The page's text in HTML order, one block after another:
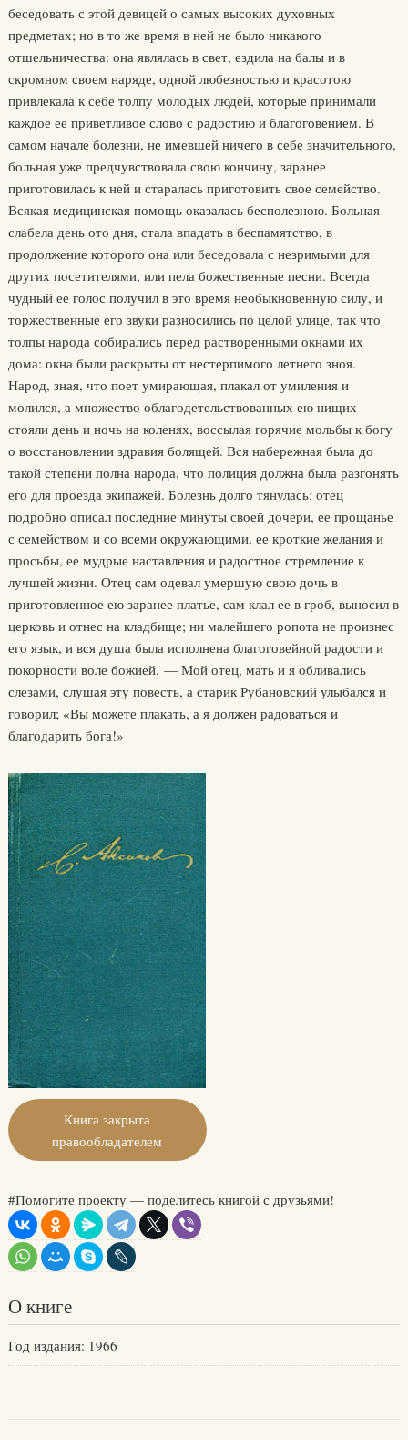
беседовать с этой девицей о самых высоких духовных
предметах; но в то же время в ней не было никакого
отшельничества: она являлась в свет, ездила на балы и в
скромном своем наряде, одной любезностью и красотою
привлекала к себе толпу молодых людей, которые принимали
каждое ее приветливое слово с радостию и благоговением. В
самом начале болезни, не имевшей ничего в себе значительного,
больная уже предчувствовала свою кончину, заранее
приготовилась к ней и старалась приготовить свое семейство.
Всякая медицинская помощь оказалась бесполезною. Больная
слабела день ото дня, стала впадать в беспамятство, в
продолжение которого она или беседовала с незримыми для
других посетителями, или пела божественные песни. Всегда
чудный ее голос получил в это время необыкновенную силу, и
торжественные его звуки разносились по целой улице, так что
толпы народа собирались перед растворенными окнами их
дома: окна были раскрыты от нестерпимого летнего зноя.
Народ, зная, что поет умирающая, плакал от умиления и
молился, а множество облагодетельствованных ею нищих
стояли день и ночь на коленях, воссылая горячие мольбы к богу
о восстановлении здравия болящей. Вся набережная была до
такой степени полна народа, что полиция должна была разгонять
его для проезда экипажей. Болезнь долго тянулась; отец
подробно описал последние минуты своей дочери, ее прощанье
с семейством и со всеми окружающими, ее кроткие желания и
просьбы, ее мудрые наставления и радостное стремление к
лучшей жизни. Отец сам одевал умершую свою дочь в
приготовленное ею заранее платье, сам клал ее в гроб, выносил в
церковь и отнес на кладбище; ни малейшего ропота не произнес
его язык, и вся душа была исполнена благоговейной радости и
покорности воле божией. — Мой отец, мать и я обливались
слезами, слушая эту повесть, а старик Рубановский улыбался и
говорил; «Вы можете плакать, а я должен радоваться и
благодарить бога!»
Книга закрыта
правообладателем
#Помогите проекту — поделитесь книгой с друзьями!
О книге
Год издания: 1966